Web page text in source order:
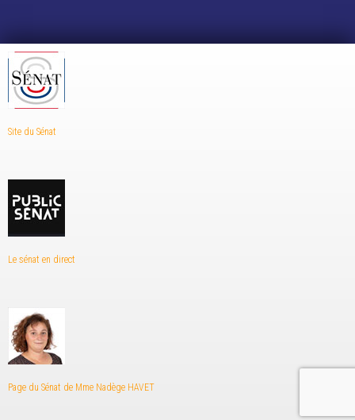
Site du Sénat
Le sénat en direct
Page du Sénat de Mme Nadège HAVET